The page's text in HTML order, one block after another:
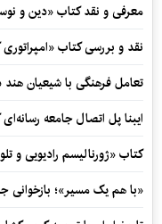
معرفی و نقد کتاب «دین و
نقد و بررسی کتاب
تعامل فرهنگی با شیعیان
ایبنا پل اتصال جامعه
کتاب «ژورنالیسم رادیویی و
«با هم یک مسیر»؛ بازخوانی جنگ ۱۲ روزه در قاب یک